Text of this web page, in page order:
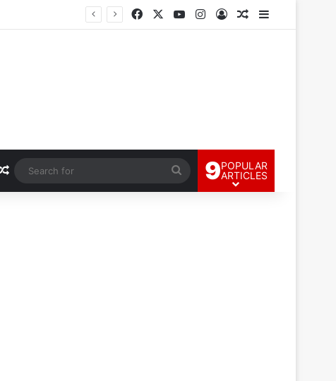
FacebookYouTubeInstagram
Log InRandom Article
Sidebar
Random Article
Search
for
9POPULAR
ARTICLES